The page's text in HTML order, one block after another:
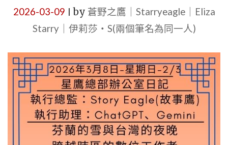
當
公
爵
之
遇
見
畫
2026-03-09 by 蒼野之鷹｜Starryeagle｜Eliza
Starry｜伊莉莎・S(兩個筆名為同一人)